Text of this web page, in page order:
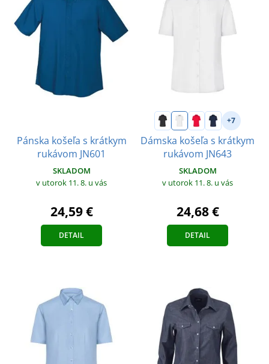
Pánska košeľa s krátkym
rukávom JN601
SKLADOM
v utorok 11. 8. u vás
24,59 €
DETAIL
+7
Dámska košeľa s krátkym
rukávom JN643
SKLADOM
v utorok 11. 8. u vás
24,68 €
DETAIL